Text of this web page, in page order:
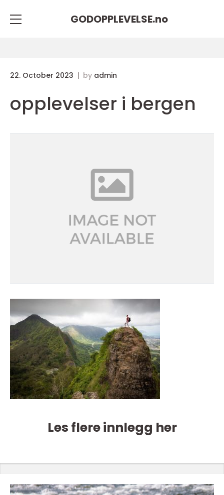
GODOPPLEVELSE.no
22. October 2023 by admin
opplevelser i bergen
Les flere innlegg her